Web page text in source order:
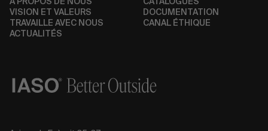
À PROPOS DE NOUS
VISION ET VALEURS
TRAVAILLE AVEC NOUS
ACTUALITÉS
CATALOGUES
DOCUMENTATION
CANAL ÉTHIQUE